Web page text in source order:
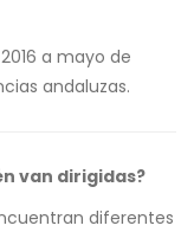
a mayo de
andaluzas.
van dirigidas?
diferentes